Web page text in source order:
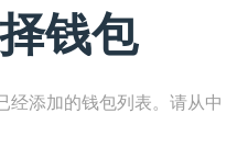
钱包
经添加的钱包列表。请从中